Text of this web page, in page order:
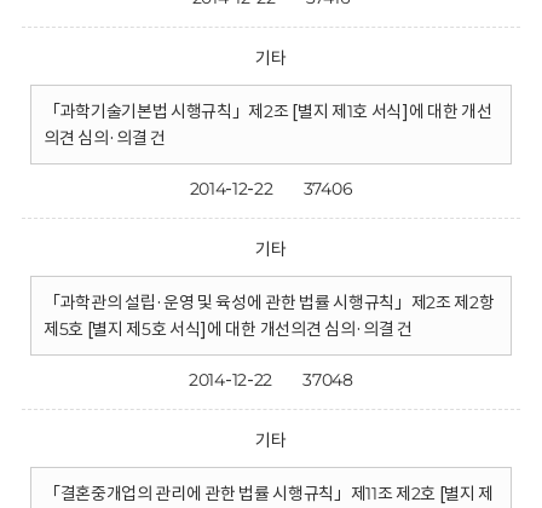
기타
「과학기술기본법 시행규칙」제2조 [별지 제1호 서식]에 대한 개선
의견 심의·의결 건
2014-12-22 37406
기타
「과학관의 설립·운영 및 육성에 관한 법률 시행규칙」제2조 제2항
제5호 [별지 제5호 서식]에 대한 개선의견 심의·의결 건
2014-12-22 37048
기타
「결혼중개업의 관리에 관한 법률 시행규칙」제11조 제2호 [별지 제